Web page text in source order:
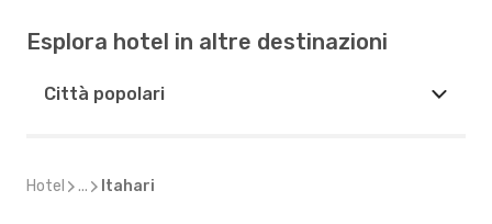
Esplora hotel in altre destinazioni
Città popolari
Hotel ... Itahari